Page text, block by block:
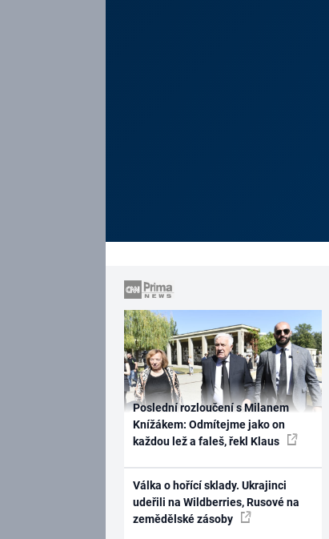
Poslední rozloučení s Milanem
Knížákem: Odmítejme jako on
každou lež a faleš, řekl Klaus
Válka o hořící sklady. Ukrajinci
udeřili na Wildberries, Rusové na
zemědělské zásoby